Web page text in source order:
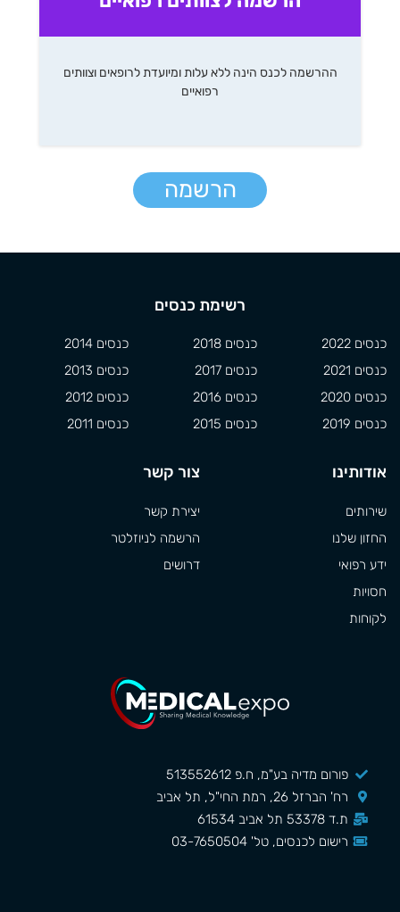
ההרשמה לכנס הינה ללא עלות ומיועדת לרופאים וצוותים
רפואיים
הרשמה
פורום מדיה בע"מ, ח.פ 513552612
רח' הברזל 26, רמת החי"ל, תל אביב
ת.ד 53378 תל אביב 61534
רישום לכנסים, טל' 03-7650504
רשימת כנסים
כנסים 2022
כנסים 2021
כנסים 2020
כנסים 2019
כנסים 2018
כנסים 2017
כנסים 2016
כנסים 2015
כנסים 2014
כנסים 2013
כנסים 2012
כנסים 2011
אודותינו
שירותים
החזון שלנו
ידע רפואי
חסויות
לקוחות
צור קשר
יצירת קשר
הרשמה לניוזלטר
דרושים